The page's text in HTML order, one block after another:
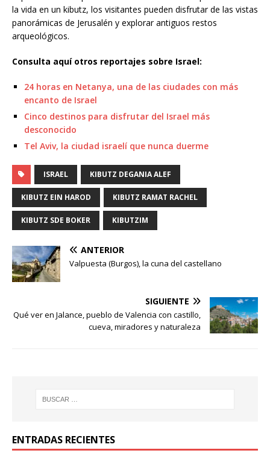
la vida en un kibutz, los visitantes pueden disfrutar de las vistas
panorámicas de Jerusalén y explorar antiguos restos
arqueológicos.
Consulta aquí otros reportajes sobre Israel:
24 horas en Netanya, una de las ciudades con más
encanto de Israel
Cinco destinos para disfrutar del Israel más
desconocido
Tel Aviv, la ciudad israelí que nunca duerme
ISRAEL KIBUTZ DEGANIA ALEF
KIBUTZ EIN HAROD KIBUTZ RAMAT RACHEL
KIBUTZ SDE BOKER KIBUTZIM
ANTERIOR
Valpuesta (Burgos), la cuna del castellano
SIGUIENTE
Qué ver en Jalance, pueblo de Valencia con castillo,
cueva, miradores y naturaleza
ENTRADAS RECIENTES